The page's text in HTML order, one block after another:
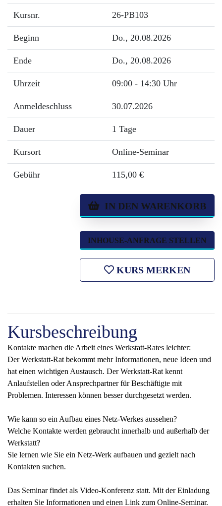
Kursnr. 26-PB103
Beginn Do., 20.08.2026
Ende Do., 20.08.2026
Uhrzeit 09:00 - 14:30 Uhr
Anmeldeschluss 30.07.2026
Dauer 1 Tage
Kursort Online-Seminar
Gebühr 115,00 €
IN DEN WARENKORB
INHOUSE-ANFRAGE STELLEN
KURS MERKEN
Kursbeschreibung
Kontakte machen die Arbeit eines Werkstatt-Rates leichter:
Der Werkstatt-Rat bekommt mehr Informationen, neue Ideen und
hat einen wichtigen Austausch. Der Werkstatt-Rat kennt
Anlaufstellen oder Ansprechpartner für Beschäftigte mit
Problemen. Interessen können besser durchgesetzt werden.
Wie kann so ein Aufbau eines Netz-Werkes aussehen?
Welche Kontakte werden gebraucht innerhalb und außerhalb der
Werkstatt?
Sie lernen wie Sie ein Netz-Werk aufbauen und gezielt nach
Kontakten suchen.
Das Seminar findet als Video-Konferenz statt. Mit der Einladung
erhalten Sie Informationen und einen Link zum Online-Seminar.